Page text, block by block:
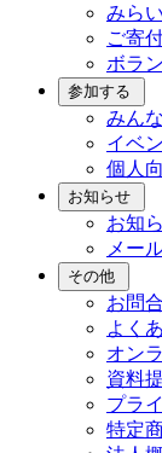
みら
ご寄
ボラ
参加する
みん
イベ
個人
お知らせ
お知
メー
その他
お問
よく
オン
資料
プラ
特定